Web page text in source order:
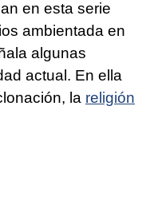
en esta serie
ambientada en
algunas
actual. En ella
la religión